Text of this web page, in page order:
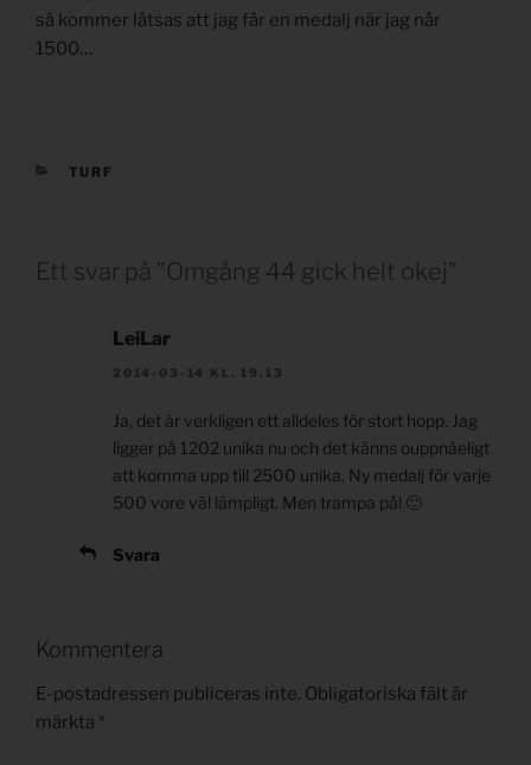
så kommer låtsas att jag får en medalj när jag når
1500…
KATEGORIER
TURF
Ett svar på ”Omgång 44 gick helt okej”
LeiLar
2014-03-14 KL. 19.13
Ja, det är verkligen ett alldeles för stort hopp. Jag
ligger på 1202 unika nu och det känns ouppnåeligt
att komma upp till 2500 unika. Ny medalj för varje
500 vore väl lämpligt. Men trampa på! 🙂
Svara
Kommentera
E-postadressen publiceras inte. Obligatoriska fält är
märkta *